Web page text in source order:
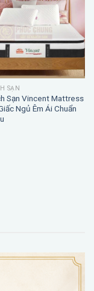
SẠN
Sạn Vincent Mattress
Ngủ Êm Ái Chuẩn